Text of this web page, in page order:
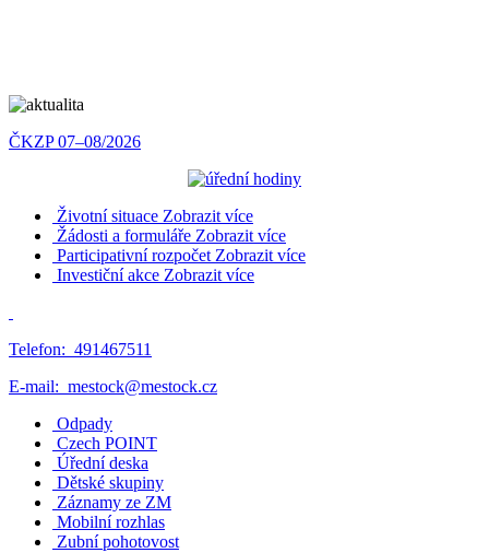
ČKZP 07–08/2026
Životní situace Zobrazit více
Žádosti a formuláře Zobrazit více
Participativní rozpočet Zobrazit více
Investiční akce Zobrazit více
Telefon: 491467511
E-mail: mestock@mestock.cz
Odpady
Czech POINT
Úřední deska
Dětské skupiny
Záznamy ze ZM
Mobilní rozhlas
Zubní pohotovost